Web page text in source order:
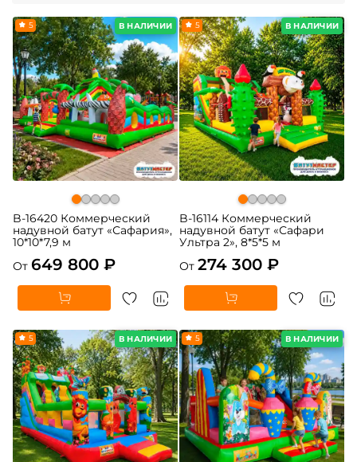
В НАЛИЧИИ
5
B-16420 Коммерческий
надувной батут «Сафария»,
10*10*7,9 м
От 649 800 ₽
В НАЛИЧИИ
5
B-16114 Коммерческий
надувной батут «Сафари
Ультра 2», 8*5*5 м
От 274 300 ₽
В НАЛИЧИИ
5 В НАЛИЧИИ
5